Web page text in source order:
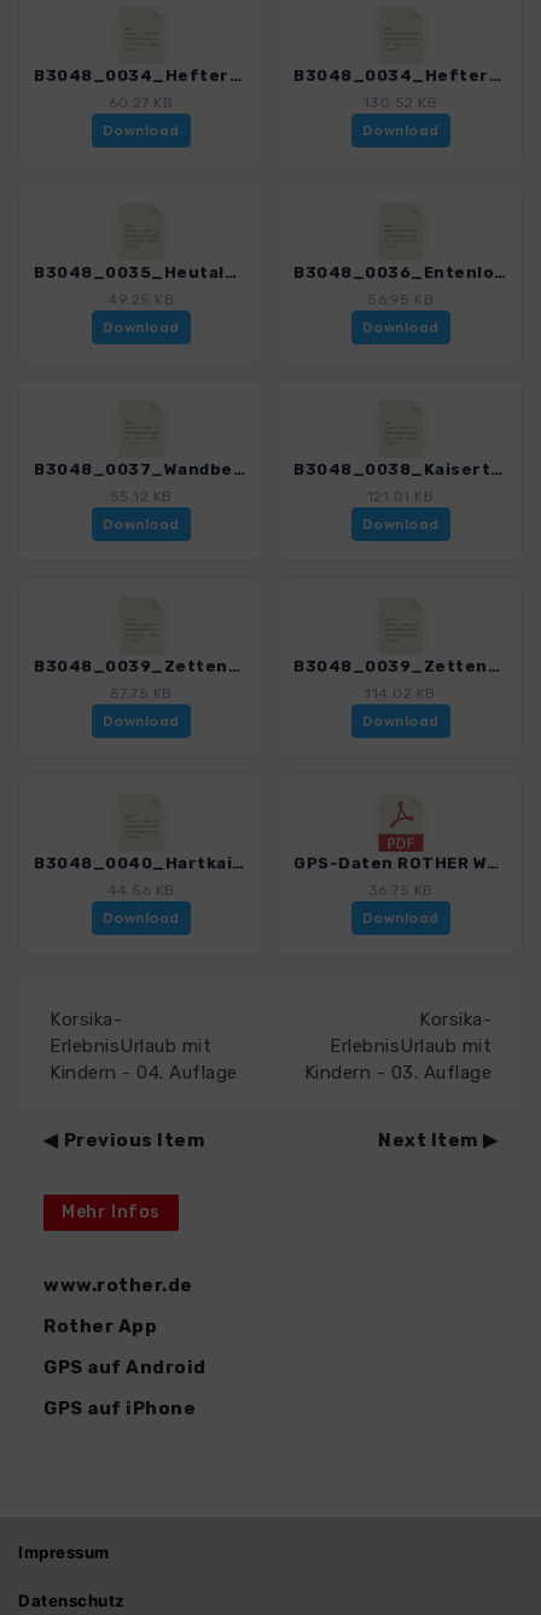
B3048_0034_Hefteralm_3048_3.gpx
60.27 KB
Download
B3048_0034_Hefteralm_mit Var_3048_3.gpx
130.52 KB
Download
B3048_0035_Heutal_3048_3.gpx
49.25 KB
Download
B3048_0036_Entenlochklamm_3048_3.gpx
56.95 KB
Download
B3048_0037_Wandberg_3048_3.gpx
55.12 KB
Download
B3048_0038_Kaisertal_3048_3.gpx
121.01 KB
Download
B3048_0039_Zettenkaiserkopf_3048_3.gpx
57.75 KB
Download
B3048_0039_Zettenkaiserkopf_mit Var_3048_3.gpx
114.02 KB
Download
B3048_0040_Hartkaiser_3048_3.gpx
44.56 KB
Download
GPS-Daten ROTHER WB LeichteWanderungen MuenchnerBerge - Haftungsausschluss, Nutzungsbedingungen und Hinweise_3048_3.pdf
36.75 KB
Download
Korsika-
ErlebnisUrlaub mit
Kindern - 04. Auflage
Korsika-
ErlebnisUrlaub mit
Kindern - 03. Auflage
Previous Item Next Item
Mehr Infos
www.rother.de
Rother App
GPS auf Android
GPS auf iPhone
Impressum
Datenschutz